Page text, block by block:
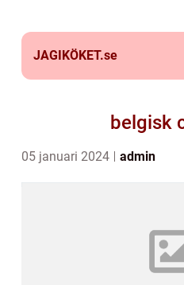
JAGIKÖKET.se
belgisk
05 januari 2024 admin